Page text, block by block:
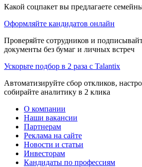
Какой соцпакет вы предлагаете
Оформляйте кандидатов онлайн
Проверяйте сотрудников и
документы без бумаг и личных встреч
Ускорьте подбор в 2 раза с Talantix
Автоматизируйте сбор откликов,
собирайте аналитику в 2 клика
О компании
Наши вакансии
Партнерам
Реклама на сайте
Новости и статьи
Инвесторам
Кандидаты по профессиям